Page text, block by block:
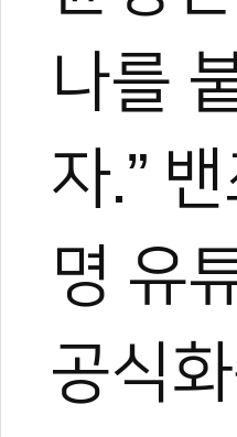
나를
자.”
명 유
공식